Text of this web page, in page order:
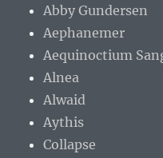
Abby Gundersen
Aephanemer
Aequinoctium
Alnea
Alwaid
Aythis
Collapse